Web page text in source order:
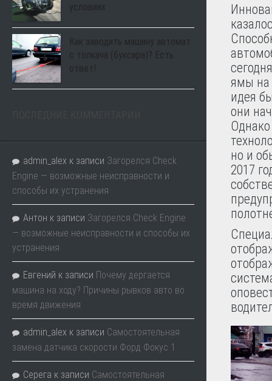
ямы на
идея
они
но и
2017
условиях
Как заводить машину автомат
с толкача (буксира)? Есть
ответ!
admin_alex к записи Загорелся Check
Engine — возможные неисправности и
способы их устранения
Антон к записи Загорелся Check Engine
— возможные неисправности и способы их
устранения
Евгений к записи Почему дергается
машина на ходу? Причины рывков авто во
время движения
admin_alex к записи Самостоятельная
замена датчика скорости Форд Фокус 1
Серега к записи Самостоятельная